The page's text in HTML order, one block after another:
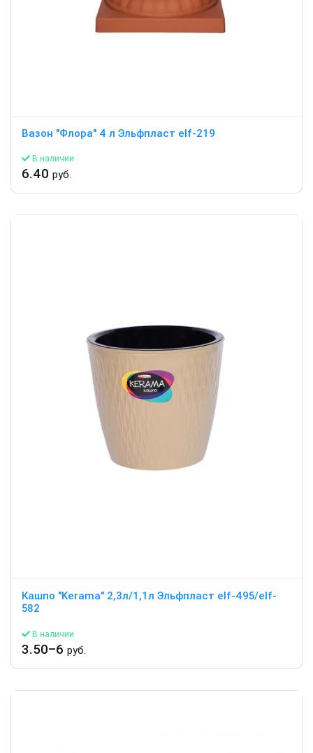
Вазон "Флора" 4 л Эльфпласт elf-219
В наличии
6.40 руб.
Кашпо "Kerama" 2,3л/1,1л Эльфпласт elf-495/elf-
582
В наличии
3.50–6 руб.